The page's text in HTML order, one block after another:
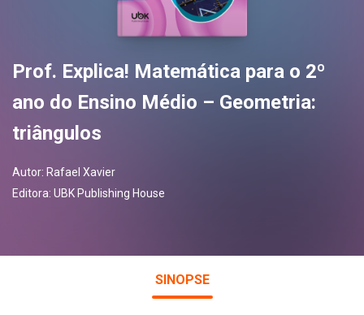
Prof. Explica! Matemática para o 2º
ano do Ensino Médio – Geometria:
triângulos
Autor: Rafael Xavier
Editora: UBK Publishing House
SINOPSE